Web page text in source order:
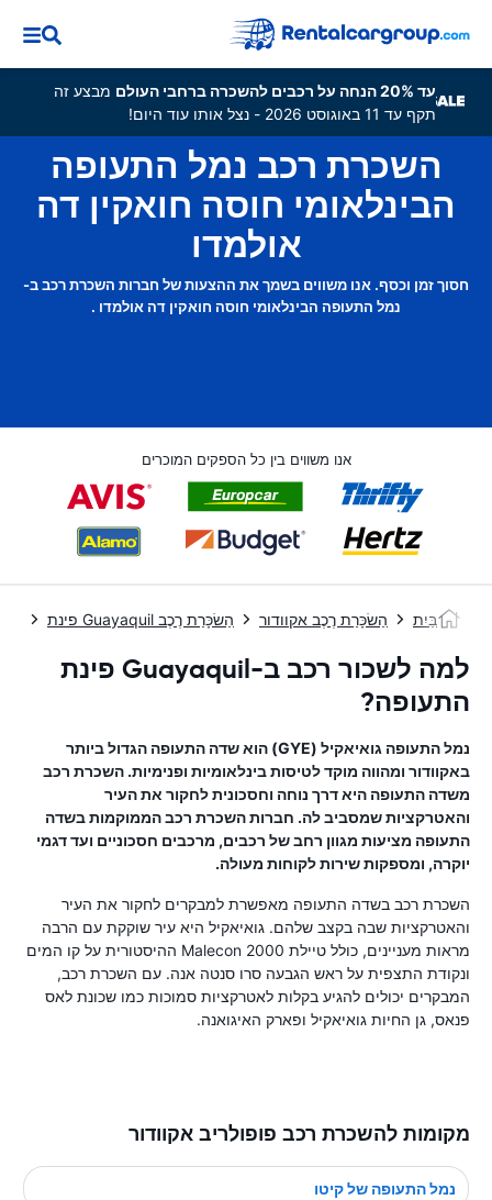
עד 20% הנחה על רכבים להשכרה ברחבי העולם
מבצע זה
תקף עד 11 באוגוסט 2026 - נצל אותו עוד היום!
השכרת רכב נמל התעופה
הבינלאומי חוסה חואקין דה
אולמדו
חסוך זמן וכסף. אנו משווים בשמך את ההצעות של חברות השכרת רכב ב-
נמל התעופה הבינלאומי חוסה חואקין דה אולמדו .
אנו משווים בין כל הספקים המוכרים
בַּיִת הַשׂכָּרַת רֶכֶב אקוודור הַשׂכָּרַת רֶכֶב Guayaquil פינת
למה לשכור רכב ב-Guayaquil פינת
התעופה?
נמל התעופה גואיאקיל (GYE) הוא שדה התעופה הגדול ביותר
באקוודור ומהווה מוקד לטיסות בינלאומיות ופנימיות. השכרת רכב
משדה התעופה היא דרך נוחה וחסכונית לחקור את העיר
והאטרקציות שמסביב לה. חברות השכרת רכב הממוקמות בשדה
התעופה מציעות מגוון רחב של רכבים, מרכבים חסכוניים ועד דגמי
יוקרה, ומספקות שירות לקוחות מעולה.
השכרת רכב בשדה התעופה מאפשרת למבקרים לחקור את העיר
והאטרקציות שבה בקצב שלהם. גואיאקיל היא עיר שוקקת עם הרבה
מראות מעניינים, כולל טיילת Malecon 2000 ההיסטורית על קו המים
ונקודת התצפית על ראש הגבעה סרו סנטה אנה. עם השכרת רכב,
המבקרים יכולים להגיע בקלות לאטרקציות סמוכות כמו שכונת לאס
פנאס, גן החיות גואיאקיל ופארק האיגואנה.
מקומות להשכרת רכב פופולריב אקוודור
נמל התעופה של קיטו